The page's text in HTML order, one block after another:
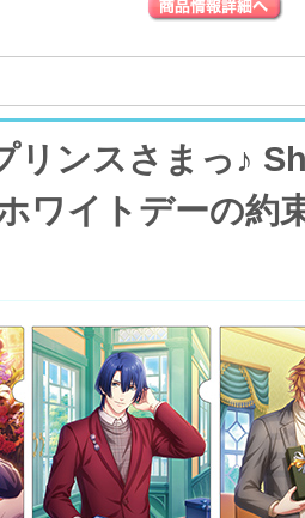
リンスさまっ♪
ワイトデーの約